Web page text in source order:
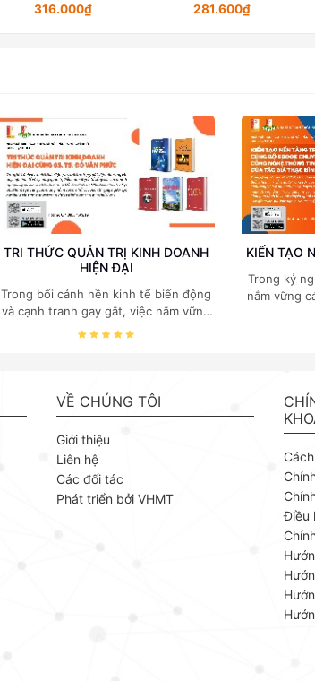
316.000₫
281.600₫
TRI THỨC QUẢN TRỊ KINH DOANH
HIỆN ĐẠI
Trong bối cảnh nền kinh tế biến động
và cạnh tranh gay gắt, việc nắm vững
các quy luật kinh tế và kỹ năng quản
khoa Hà Nội phát hành tập trung vào
những mảng cốt lõi nhất của quản trị,
thuyết vững chắc và khả năng ứng
dụng linh hoạt. GS. TS Kinh tế Đỗ Văn
Phức là chuyên gia uy tín trong ngành
Kinh tế và Quản lý. Các tác phẩm của
KIẾN TẠO
Trong kỷ
nắm vững
thống
mực và
Bách
chuyên
Cường –
nghiệm
VỀ CHÚNG TÔI
Giới thiệu
Liên hệ
Các đối tác
Phát triển bởi VHMT
Điều